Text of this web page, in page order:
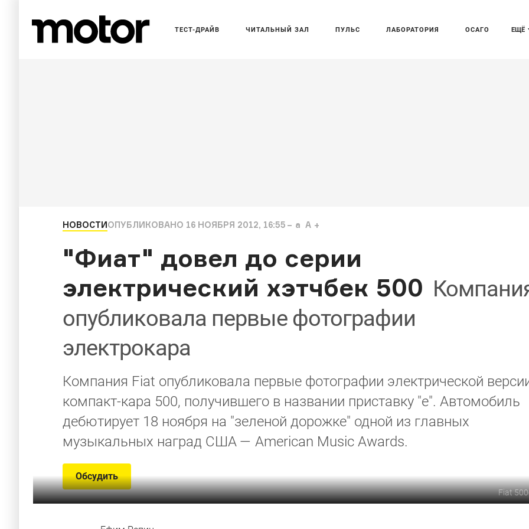
ЕЩЁ
ТЕСТ-ДРАЙВ ЧИТАЛЬНЫЙ ЗАЛ ПУЛЬС ЛАБОРАТОРИЯ ОСАГО
НОВОСТИОПУБЛИКОВАНО 16 НОЯБРЯ 2012, 16:55 a A
"Фиат" довел до серии
электрический хэтчбек 500
опубликовала первые фотографии
электрокара
Компания Fiat опубликовала первые фотографии электрической
компакт-кара 500, получившего в названии приставку "e". Автомобиль
дебютирует 18 ноября на "зеленой дорожке" одной из главных
музыкальных наград США — American Music Awards.
Обсудить
Fiat